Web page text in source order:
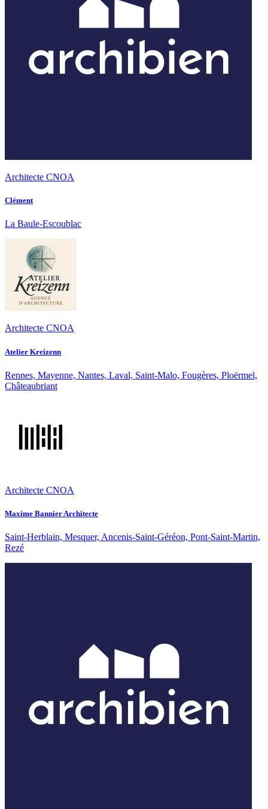
Architecte CNOA
Clément
La Baule-Escoublac
Architecte CNOA
Atelier Kreizenn
Rennes, Mayenne, Nantes, Laval, Saint-Malo, Fougères, Ploërmel,
Châteaubriant
Architecte CNOA
Maxime Bannier Architecte
Saint-Herblain, Mesquer, Ancenis-Saint-Géréon, Pont-Saint-Martin,
Rezé